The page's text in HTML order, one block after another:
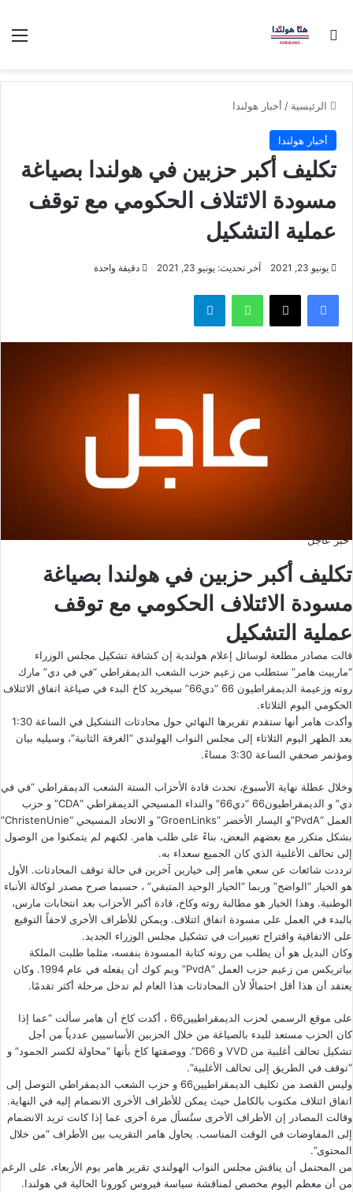
بحث عن
الرئيسية / أخبار هولندا
أخبار هولندا
تكليف أكبر حزبين في هولندا بصياغة
مسودة الائتلاف الحكومي مع توقف
عملية التشكيل
يونيو 23, 2021 آخر تحديث: يونيو 23, 2021 دقيقة واحدة
فيسبوك ‫X واتساب تيلقرام
خبر عاجل
تكليف أكبر حزبين في هولندا بصياغة
مسودة الائتلاف الحكومي مع توقف
عملية التشكيل
قالت مصادر مطلعة لوسائل إعلام هولندية إن كشافة تشكيل مجلس الوزراء
“مارييت هامر” ستطلب من زعيم حزب الشعب الديمقراطي “في في دي” مارك
روته وزعيمة الديمقراطيون 66 “دي66” سيخريد كاخ البدء في صياغة اتفاق الائتلاف
الحكومي اليوم الثلاثاء.
وأكدت هامر أنها ستقدم تقريرها النهائي حول محادثات التشكيل في الساعة 1:30
بعد الظهر اليوم الثلاثاء إلى مجلس النواب الهولندي “الغرفة الثانية”، وسيليه بيان
ومؤتمر صحفي الساعة 3:30 مساءً.
وخلال عطلة نهاية الأسبوع، تحدث قادة الأحزاب الستة الشعب الديمقراطي “في في
دي” و الديمقراطيون66 “دي66” والنداء المسيحي الديمقراطي “CDA” و حزب
العمل “PvdA”و اليسار الأخضر “GroenLinks” و الاتحاد المسيحي “ChristenUnie”
بشكل متكرر مع بعضهم البعض، بناءً على طلب هامر. لكنهم لم يتمكنوا من الوصول
إلى تحالف الأغلبية الذي كان الجميع سعداء به.
ترددت شائعات عن سعي هامر إلى خيارين آخرين في حالة توقف المحادثات. الأول
هو الخيار “الواضح” وربما “الخيار الوحيد المتبقي” ، حسبما صرح مصدر لوكالة الأنباء
الوطنية. وهذا الخيار هو مطالبة روته وكاخ، قادة أكبر الأحزاب بعد انتخابات مارس،
بالبدء في العمل على مسودة اتفاق ائتلاف. ويمكن للأطراف الأخرى لاحقاً التوقيع
على الاتفاقية واقتراح تغييرات في تشكيل مجلس الوزراء الجديد.
وكان البديل هو أن يطلب من روته كتابة المسودة بنفسه، مثلما طلبت الملكة
بياتريكس من زعيم حزب العمل “PvdA” ويم كوك أن يفعله في عام 1994. وكان
يعتقد أن هذا أقل احتمالًا لأن المحادثات هذا العام لم تدخل مرحلة أكثر تقدمًا.
على موقع الرسمي لحزب الديمقراطيين66 ، أكدت كاخ أن هامر سألت “عما إذا
كان الحزب مستعد للبدء بالصياغة من خلال الحزبين الأساسيين عددياً من أجل
تشكيل تحالف أغلبية من VVD و D66”. ووصفتها كاخ بأنها “محاولة لكسر الجمود” و
“توقف في الطريق إلى تحالف الأغلبية”.
وليس القصد من تكليف الديمقراطيين66 و حزب الشعب الديمقراطي التوصل إلى
اتفاق ائتلاف مكتوب بالكامل حيث يمكن للأطراف الأخرى الانضمام إليه في النهاية.
وقالت المصادر إن الأطراف الأخرى ستُسأل مرة أخرى عما إذا كانت تريد الانضمام
إلى المفاوضات في الوقت المناسب. يحاول هامر التقريب بين الأطراف “من خلال
المحتوى”.
من المحتمل أن يناقش مجلس النواب الهولندي تقرير هامر يوم الأربعاء، على الرغم
من أن معظم اليوم مخصص لمناقشة سياسة فيروس كورونا الحالية في هولندا.